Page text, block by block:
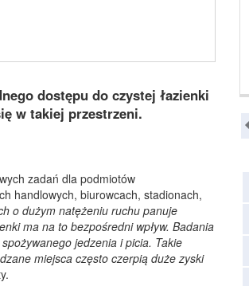
dostępu do czystej łazienki
w takiej przestrzeni.
zadań dla podmiotów
handlowych, biurowcach, stadionach,
o dużym natężeniu ruchu panuje
ma na to bezpośredni wpływ. Badania
jedzenia i picia. Takie
miejsca często czerpią duże zyski